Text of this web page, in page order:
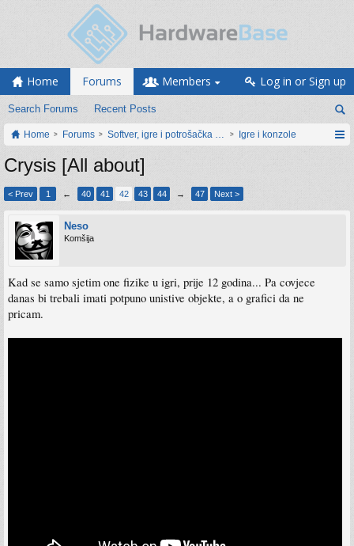
Home Forums
Search Forums Recent Posts
Members Log in or Sign up
Home Forums Softver, igre i potrošačka elektronikaIgre i konzole
Crysis [All about]
< Prev 1 ← 40 41 42 43 44 → 47 Next >
Neso
Komšija
Kad se samo sjetim one fizike u igri, prije 12 godina... Pa covjece
danas bi trebali imati potpuno unistive objekte, a o grafici da ne
pricam.